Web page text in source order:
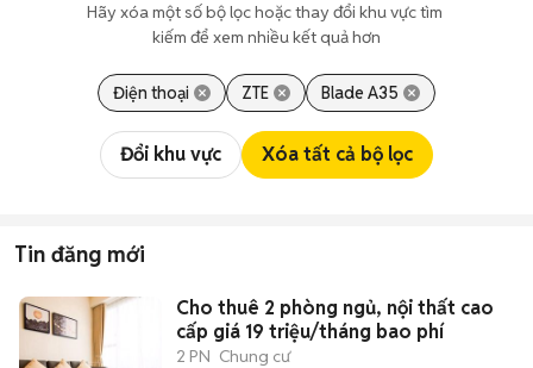
Hãy xóa một số bộ lọc hoặc thay đổi khu vực tìm
kiếm để xem nhiều kết quả hơn
Điện thoại ZTE Blade A35
Đổi khu vực Xóa tất cả bộ lọc
Tin đăng mới
Cho thuê 2 phòng ngủ, nội thất cao
cấp giá 19 triệu/tháng bao phí
2 PN Chung cư